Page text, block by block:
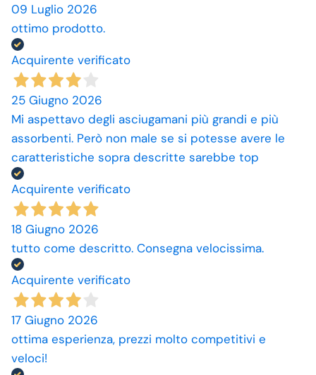
09 Luglio 2026
ottimo prodotto.
Acquirente verificato
25 Giugno 2026
Mi aspettavo degli asciugamani più grandi e più
assorbenti. Però non male se si potesse avere le
caratteristiche sopra descritte sarebbe top
Acquirente verificato
18 Giugno 2026
tutto come descritto. Consegna velocissima.
Acquirente verificato
17 Giugno 2026
ottima esperienza, prezzi molto competitivi e
veloci!